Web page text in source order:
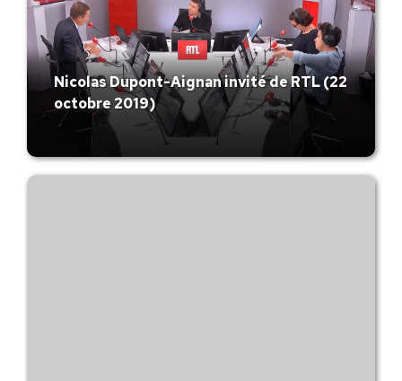
Nicolas Dupont-Aignan invité de RTL (22
octobre 2019)